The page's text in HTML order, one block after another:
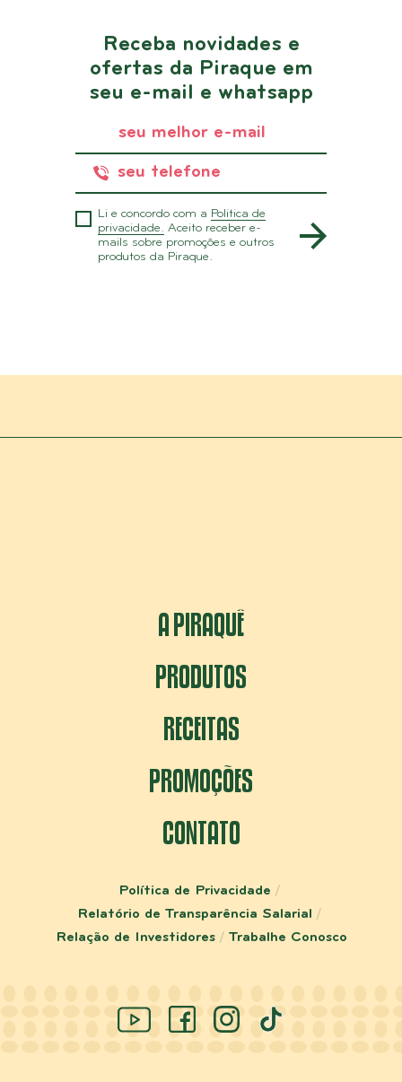
Receba novidades e
ofertas da Piraque em
seu e-mail e whatsapp
Li e concordo com a Politica de
privacidade. Aceito receber e-
mails sobre promoções e outros
produtos da Piraque.
A PIRAQUÊ
PRODUTOS
RECEITAS
PROMOÇÕES
CONTATO
Política de Privacidade
Relatório de Transparência Salarial
Relação de Investidores
Trabalhe Conosco